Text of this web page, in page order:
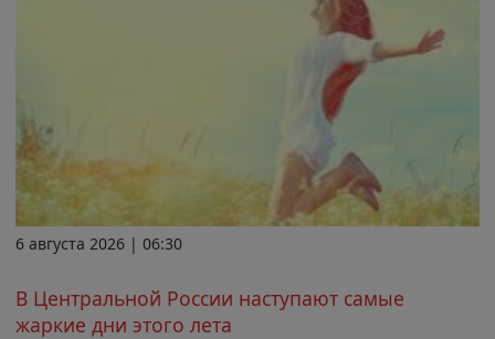
6 августа 2026 | 06:30
В Центральной России наступают самые
жаркие дни этого лета